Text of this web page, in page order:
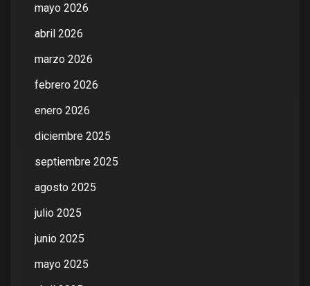
mayo 2026
abril 2026
marzo 2026
febrero 2026
enero 2026
diciembre 2025
septiembre 2025
agosto 2025
julio 2025
junio 2025
mayo 2025